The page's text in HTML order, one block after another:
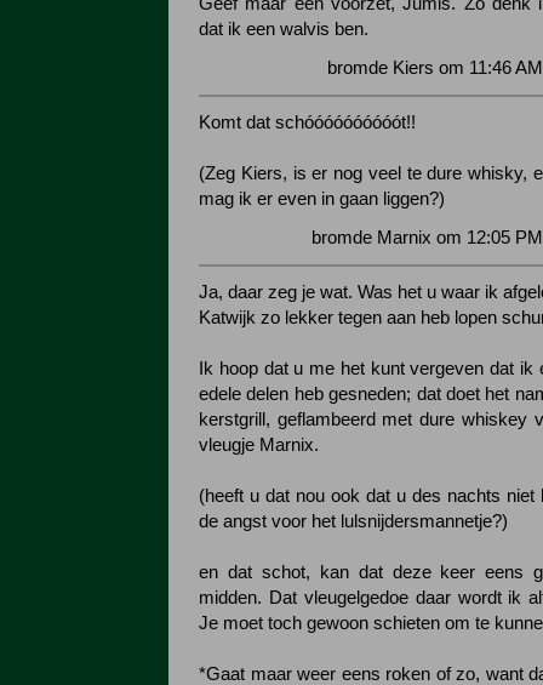
dat ik een walvis ben.
bromde Kiers om 11:46
Komt dat schóóóóóóóóóót!!
(Zeg Kiers, is er nog veel te dure whisky,
mag ik er even in gaan liggen?)
bromde Marnix om 12:05
Ja, daar zeg je wat. Was het u waar ik
Katwijk zo lekker tegen aan heb lopen
Ik hoop dat u me het kunt vergeven dat ik
edele delen heb gesneden; dat doet het
kerstgrill, geflambeerd met dure whiskey
vleugje Marnix.
(heeft u dat nou ook dat u des nachts niet
de angst voor het lulsnijdersmannetje?)
en dat schot, kan dat deze keer eens
midden. Dat vleugelgedoe daar wordt ik
Je moet toch gewoon schieten om te
*Gaat maar weer eens roken of zo, want